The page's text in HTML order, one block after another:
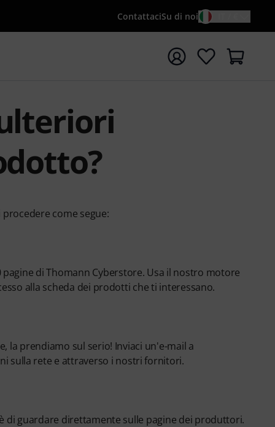
ContattaciSu di noi
la ricerca con il termine di ricerca {searchTerm}
come segue:
di Thomann Cyberstore. Usa il nostro motore
alla scheda dei prodotti che ti interessano.
la prendiamo sul serio! Inviaci un'e-mail a
sulla rete e attraverso i nostri fornitori.
di guardare direttamente sulle pagine dei produttori.